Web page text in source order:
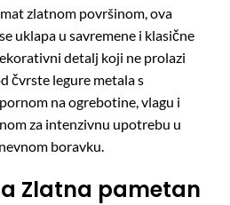
zlatnom površinom, ova
uklapa u savremene i klasične
detalj koji ne prolazi
čvrste legure metala s
na ogrebotine, vlagu i
za intenzivnu upotrebu u
boravku.
Zlatna pametan